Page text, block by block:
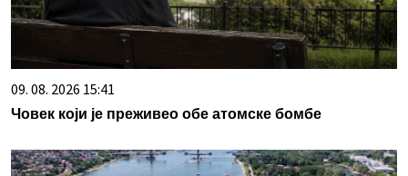
09. 08. 2026 15:41
Човек који је преживео обе атомске бомбе